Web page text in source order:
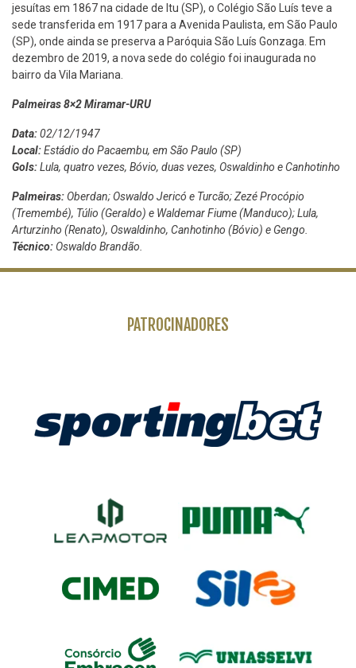
jesuítas em 1867 na cidade de Itu (SP), o Colégio São Luís teve a
sede transferida em 1917 para a Avenida Paulista, em São Paulo
(SP), onde ainda se preserva a Paróquia São Luís Gonzaga. Em
dezembro de 2019, a nova sede do colégio foi inaugurada no
bairro da Vila Mariana.
Palmeiras 8×2 Miramar-URU
Data:02/12/1947
Local:Estádio do Pacaembu, em São Paulo (SP)
Gols:Lula, quatro vezes, Bóvio, duas vezes, Oswaldinho e Canhotinho
Palmeiras: Oberdan; Oswaldo Jericó e Turcão; Zezé Procópio
(Tremembé), Túlio (Geraldo) e Waldemar Fiume (Manduco); Lula,
Arturzinho (Renato), Oswaldinho, Canhotinho (Bóvio) e Gengo.
Técnico: Oswaldo Brandão.
PATROCINADORES